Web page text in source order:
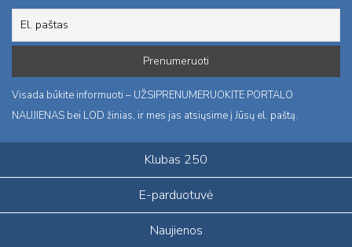
Visada būkite informuoti – UŽSIPRENUMERUOKITE PORTALO
NAUJIENAS bei LOD žinias, ir mes jas atsiųsime į Jūsų el. paštą.
Klubas 250
E-parduotuvė
Naujienos